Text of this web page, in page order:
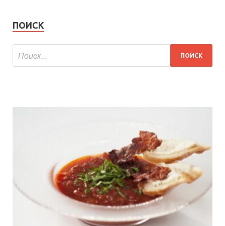
ПОИСК